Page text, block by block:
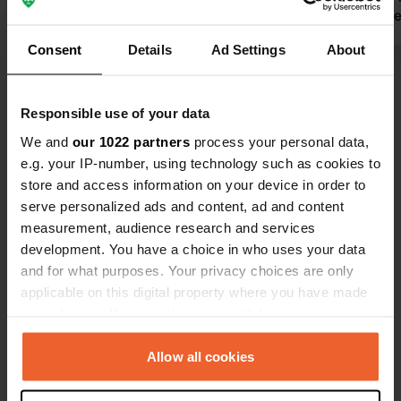
Consent Details Ad Settings About
Responsible use of your data
We and our 1022 partners process your personal data,
e.g. your IP-number, using technology such as cookies to
store and access information on your device in order to
serve personalized ads and content, ad and content
measurement, audience research and services
development. You have a choice in who uses your data
and for what purposes. Your privacy choices are only
applicable on this digital property where you have made
any time from the Cookie Declaration or by clicking on
the Privacy trigger icon.Allow all cookies
zonder
Contact
Ronda el Olivar de los Pozos 5
45004, Toledo, Spanje
Kopiëren
Coördinaten